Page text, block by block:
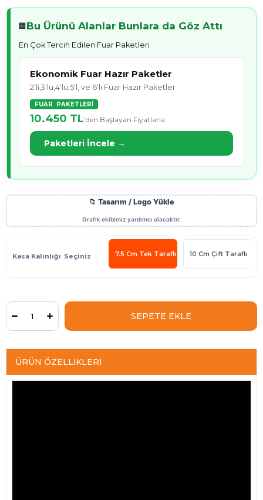
🏢Bu Ürünü Alanlar Bunlara da Göz Attı
En Çok Tercih Edilen Fuar Paketleri
Ekonomik Fuar Hazır Paketler
2'li,3'lü,4'lü,5'l, ve 6'lı Fuar Hazır Paketler
FUAR PAKETLERİ
10.450 TL'den Başlayan Fiyatlarla
Paketleri İncele →
Kasa Kalınlığı 7.5 Cm Tek Taraflı 10 Cm Çift Taraflı
ÜRÜN ÖZELLIKLERI